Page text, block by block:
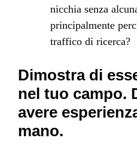
nicchia senza
principalmente
traffico di ricerca?
Dimostra di
nel tuo campo.
avere
mano.